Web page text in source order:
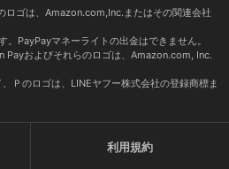
ゴは、Amazon.com,Inc.またはその関連会社
。PayPayマネーライトの出金はできません。
およびそれらのロゴは、Amazon.com, Inc.
Ｐのロゴは、LINEヤフー株式会社の登録商標ま
利用規約